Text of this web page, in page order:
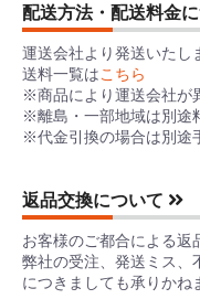
配送方法・配送料金
運送会社より発送いたし
送料一覧はこちら
※商品により運送会社が
※離島・一部地域は別途
※代金引換の場合は別途
返品交換について
お客様のご都合による返
弊社の受注、発送ミス、
につきましても承りかね